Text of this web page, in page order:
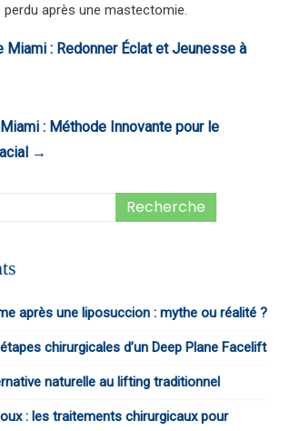
après une mastectomie.
Miami : Redonner Éclat et Jeunesse à
: Méthode Innovante pour le
→
après une liposuccion : mythe ou réalité ?
chirurgicales d’un Deep Plane Facelift
naturelle au lifting traditionnel
: les traitements chirurgicaux pour